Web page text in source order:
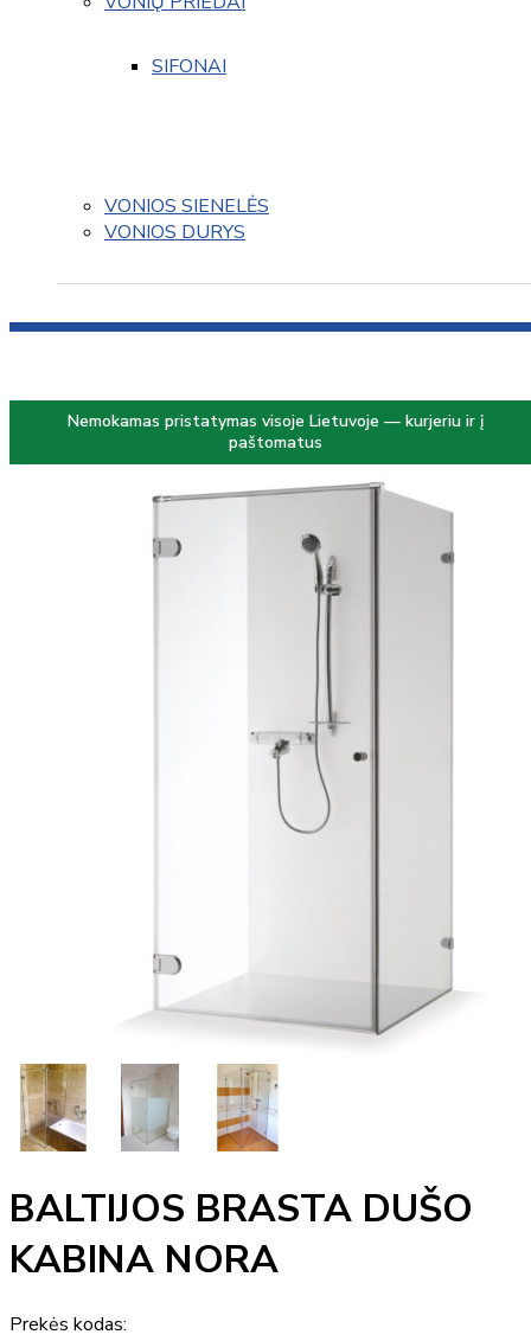
SIFONAI
VONIOS SIENELĖS
VONIOS DURYS
Nemokamas pristatymas visoje Lietuvoje — kurjeriu ir į
paštomatus
BALTIJOS BRASTA DUŠO
KABINA NORA
Prekės kodas: